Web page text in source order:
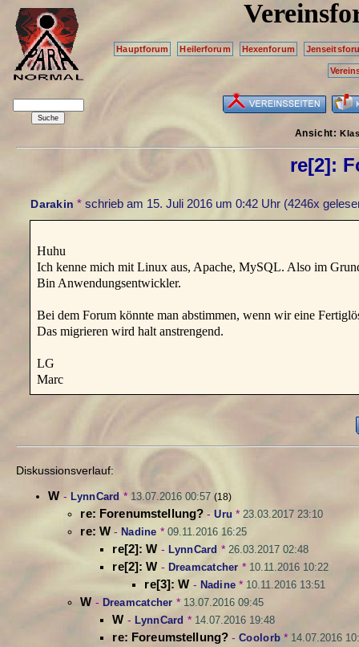
Hauptforum Heilerforum Hexenforum
Ansicht:
re[2]:
Darakin *schrieb am 15. Juli 2016 um 0:42 Uhr (4246x
Huhu
Ich kenne mich mit Linux aus, Apache, MySQL. Also im
Bin Anwendungsentwickler.
Bei dem Forum könnte man abstimmen, wenn wir eine
Das migrieren wird halt anstrengend.
LG
Marc
Diskussionsverlauf:
W - LynnCard * 13.07.2016 00:57 (18)
re: Forenumstellung? -Uru *23.03.2017 23:10
re: W - Nadine * 09.11.2016 16:25
re[2]: W - LynnCard * 26.03.2017 02:48
re[2]: W - Dreamcatcher * 10.11.2016 10:22
re[3]: W - Nadine * 10.11.2016 13:51
W - Dreamcatcher * 13.07.2016 09:45
W - LynnCard * 14.07.2016 19:48
re: Foreumstellung? -Coolorb * 14.07.2016